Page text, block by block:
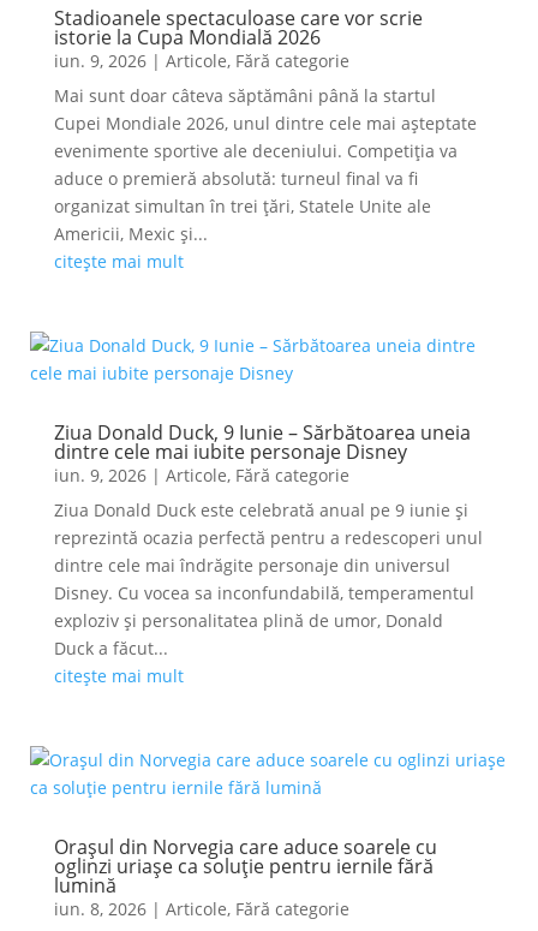
Stadioanele spectaculoase care vor scrie
istorie la Cupa Mondială 2026
iun. 9, 2026| Articole, Fără categorie
Mai sunt doar câteva săptămâni până la startul
Cupei Mondiale 2026, unul dintre cele mai așteptate
evenimente sportive ale deceniului. Competiția va
aduce o premieră absolută: turneul final va fi
organizat simultan în trei țări, Statele Unite ale
Americii, Mexic și...
citește mai mult
Ziua Donald Duck, 9 Iunie – Sărbătoarea uneia
dintre cele mai iubite personaje Disney
iun. 9, 2026| Articole, Fără categorie
Ziua Donald Duck este celebrată anual pe 9 iunie și
reprezintă ocazia perfectă pentru a redescoperi unul
dintre cele mai îndrăgite personaje din universul
Disney. Cu vocea sa inconfundabilă, temperamentul
exploziv și personalitatea plină de umor, Donald
Duck a făcut...
citește mai mult
Orașul din Norvegia care aduce soarele cu
oglinzi uriașe ca soluție pentru iernile fără
lumină
iun. 8, 2026| Articole, Fără categorie